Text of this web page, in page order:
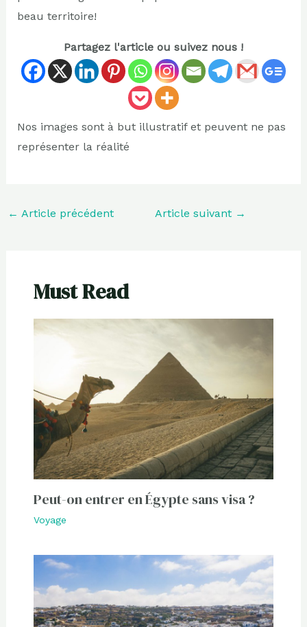
beau territoire!
Partagez l'article ou suivez nous !
Nos images sont à but illustratif et peuvent ne pas
représenter la réalité
← Article précédent Article suivant →
Must Read
Peut-on entrer en Égypte sans visa ?
Voyage